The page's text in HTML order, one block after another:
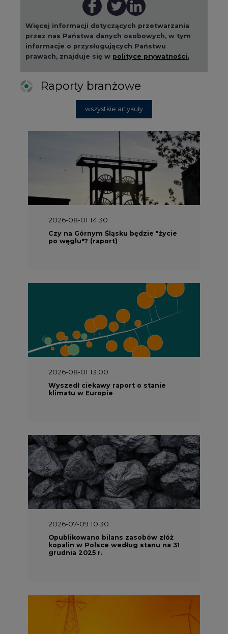
Więcej informacji dotyczących przetwarzania
przez nas Państwa danych osobowych, w tym
informacje o przysługujących Państwu
prawach, znajduje się w polityce prywatności.
Raporty branżowe
wszystkie artykuły
2026-08-01 14:30
Czy na Górnym Śląsku będzie "życie
po węglu"? (raport)
2026-08-01 13:00
Wyszedł ciekawy raport o stanie
klimatu w Europie
2026-07-09 10:30
Opublikowano bilans zasobów złóż
kopalin w Polsce według stanu na 31
grudnia 2025 r.